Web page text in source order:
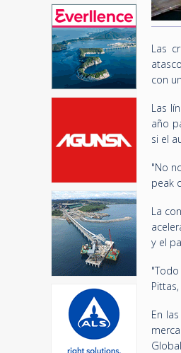
Las
con
Las
año
si el
"No
peak
La
y el
En